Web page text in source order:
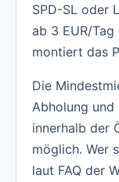
SPD-SL oder
ab 3 EUR/
montiert das
Die
Abholung und
innerhalb der
möglich. Wer
laut FAQ der